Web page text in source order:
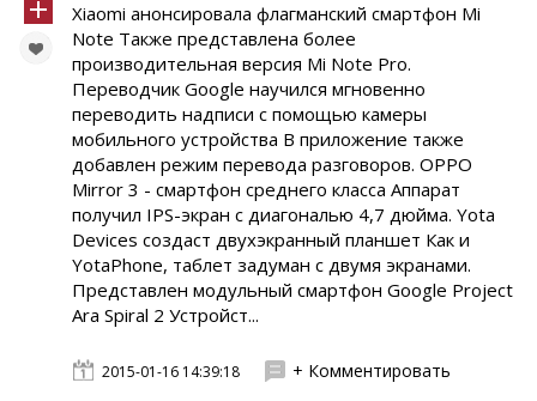
Xiaomi анонсировала флагманский смартфон Mi
Note Также представлена более
производительная версия Mi Note Pro.
Переводчик Google научился мгновенно
переводить надписи с помощью камеры
мобильного устройства В приложение также
добавлен режим перевода разговоров. OPPO
Mirror 3 - смартфон среднего класса Аппарат
получил IPS-экран с диагональю 4,7 дюйма. Yota
Devices создаст двухэкранный планшет Как и
YotaPhone, таблет задуман с двумя экранами.
Представлен модульный смартфон Google Project
Ara Spiral 2 Устройст...
2015-01-16 14:39:18 + Комментировать